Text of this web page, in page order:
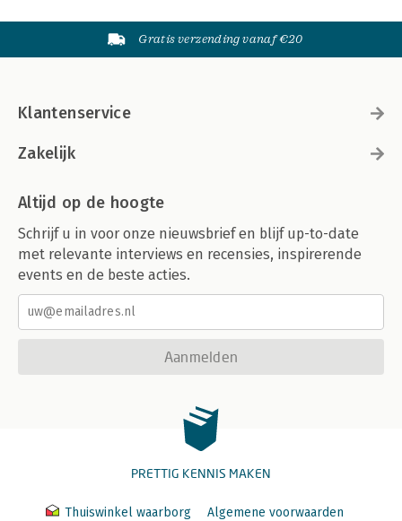
Gratis verzending vanaf €20
Klantenservice
Zakelijk
Altijd op de hoogte
Schrijf u in voor onze nieuwsbrief en blijf up-to-date
met relevante interviews en recensies, inspirerende
events en de beste acties.
Aanmelden
PRETTIG KENNIS MAKEN
Thuiswinkel waarborg Algemene voorwaarden